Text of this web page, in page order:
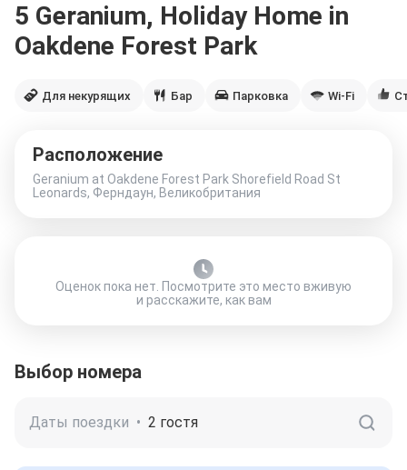
5 Geranium, Holiday Home in
Oakdene Forest Park
Для некурящих Бар Парковка Wi-Fi
Расположение
Geranium at Oakdene Forest Park Shorefield Road St
Leonards, Ферндаун, Великобритания
Оценок пока нет. Посмотрите это место вживую
и расскажите, как вам
Выбор номера
Даты поездки • 2 гостя